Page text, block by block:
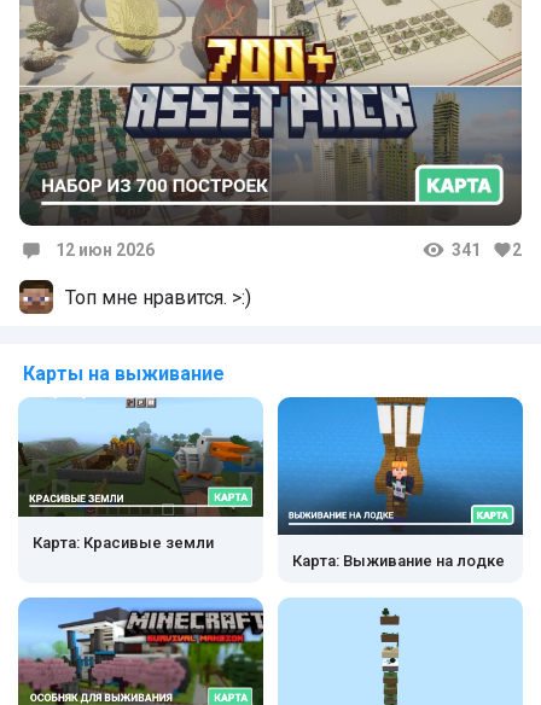
12 июн 2026 341 2
Топ мне нравится. >:)
Карты на выживание
Карта: Красивые земли
Карта: Выживание на лодке